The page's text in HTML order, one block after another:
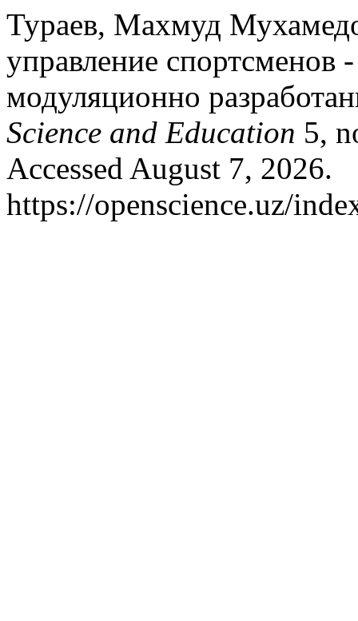
Тураев, Махмуд
управление спортсменов
модуляционно
Science and Education 5,
Accessed August 7, 2026.
https://openscience.uz/